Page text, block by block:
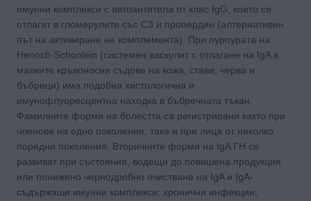
имунни комплекси с автоантитела от клас IgG, които се
отлагат в гломерулите със С3 и пропердин (алтернативен
път на активиране на комплемента). При пурпурата на
Henoch-Schonlein (системен васкулит с отлагане на IgA в
малките кръвоносни съдове на кожа, стави, черва и
бъбреци) има подобна хистологична и
имунофлуоресцентна находка в бъбречната тъкан.
Фамилните форми на болестта са регистрирани както при
членове на едно поколение, така и при лица от няколко
поредни поколения. Вторичните форми на IgA ГН се
развиват при състояния, водещи до повишена продукция
или понижено чернодробно очистване на IgA и IgA-
съдържаши имунни комплекси: хронични инфекции,